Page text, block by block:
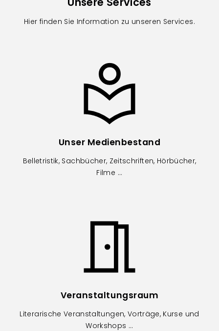
Hier finden Sie Information zu unseren Services.
Unser Medienbestand
Belletristik, Sachbücher, Zeitschriften, Hörbücher,
Filme ...
Veranstaltungsraum
Literarische Veranstaltungen, Vorträge, Kurse und
Workshops ...